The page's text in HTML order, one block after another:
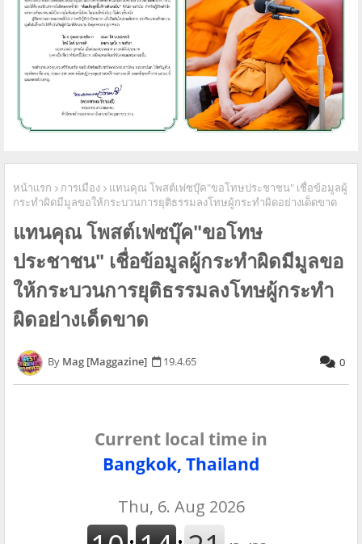
หน้าแรก การเมือง
แทนคุณ​ โพสต์​เฟซบุ๊ค​"ขอโทษ​ประชาชน" เชื่อข้อมูล​ผู้
กระทำผิด​มีมูล​ขอให้กระบวนการ​ยุติธรรม​ลงโทษ​ผู้กระทำผิด​อย่างเด็ดขาด
แทนคุณ​ โพสต์​เฟซบุ๊ค​"ขอโทษ​
ประชาชน" เชื่อข้อมูล​ผู้กระทำผิด​มีมูล​ขอ
ให้กระบวนการ​ยุติธรรม​ลงโทษ​ผู้กระทำ
ผิด​อย่างเด็ดขาด
Mag [Maggazine] 19.4.65 0
Current local time in
Bangkok, Thailand